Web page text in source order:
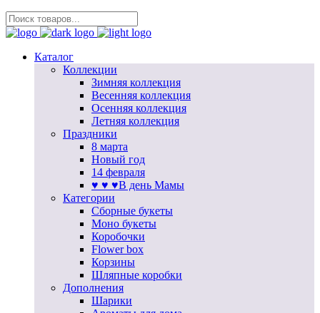
Каталог
Коллекции
Зимняя коллекция
Весенняя коллекция
Осенняя коллекция
Летняя коллекция
Праздники
8 марта
Новый год
14 февраля
♥ ♥ ♥В день Мамы
Категории
Сборные букеты
Моно букеты
Коробочки
Flower box
Корзины
Шляпные коробки
Дополнения
Шарики